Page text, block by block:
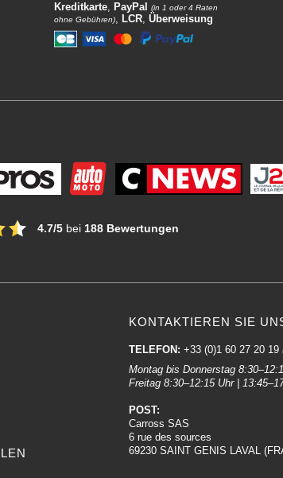
Kreditkarte, PayPal
(in 1 oder 4 Raten
ohne Gebühren), LCR,Überweisung
4.7/5 bei 188 Bewertungen
KONTAKTIEREN SIE
TELEFON: +33 (0)1 60 27 20 19
Montag bis Donnerstag
Freitag 8:30–12:15 Uhr |
POST:
Carross SAS
6 rue des sources
69230 SAINT GENIS LAVAL